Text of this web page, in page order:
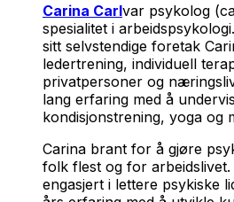
Carina Carlvar psykolog
spesialitet i
sitt selvstendige foretak
ledertrening, individuell
privatpersoner og
lang erfaring med å
kondisjonstrening, yoga og
Carina brant for å gjøre
folk flest og for
engasjert i lettere psykiske